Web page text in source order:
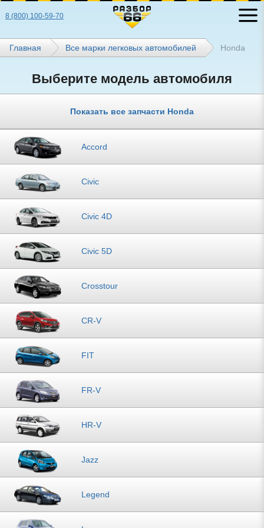
8 (800) 100-59-70
Главная Все марки легковых автомобилей Honda
Выберите модель автомобиля
Показать все запчасти Honda
Accord
Civic
Civic 4D
Civic 5D
Crosstour
CR-V
FIT
FR-V
HR-V
Jazz
Legend